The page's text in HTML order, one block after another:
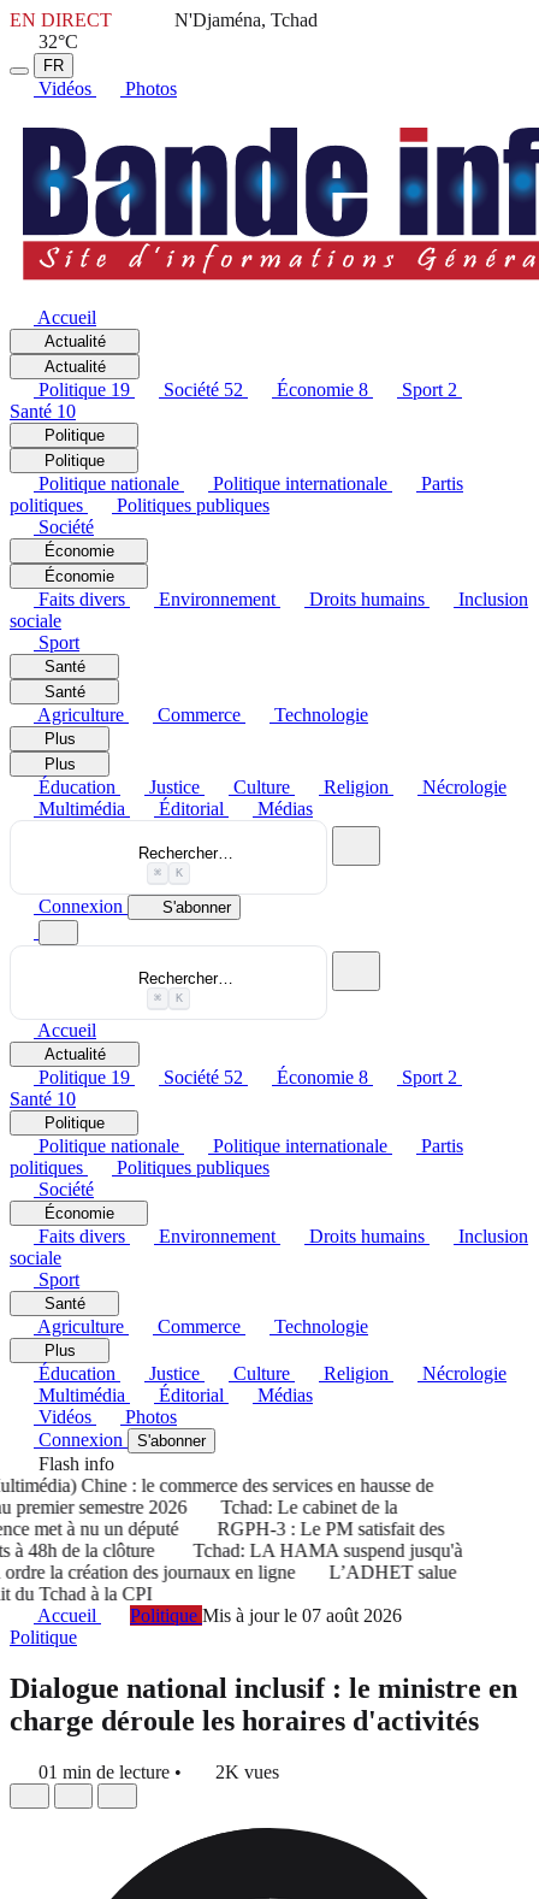
EN DIRECT
N'Djaména, Tchad
32°C
FR
Vidéos Photos
Accueil
Actualité
Actualité
Politique 19 Société 52 Économie 8 Sport 2
Santé 10
Politique
Politique
Politique nationale Politique internationale
Partis
politiques
Politiques publiques
Société
Économie
Économie
Faits divers Environnement Droits humains
Inclusion
sociale
Sport
Santé
Santé
Agriculture Commerce Technologie
Plus
Plus
Éducation Justice Culture Religion
Nécrologie
Multimédia
Éditorial Médias
Rechercher…
⌘ K
Connexion S'abonner
Rechercher…
⌘ K
Accueil
Actualité
Politique 19 Société 52 Économie 8 Sport 2
Santé 10
Politique
Politique nationale Politique internationale
Partis
politiques
Politiques publiques
Société
Économie
Faits divers Environnement Droits humains
Inclusion
sociale
Sport
Santé
Agriculture Commerce Technologie
Plus
Éducation Justice Culture Religion
Nécrologie
Multimédia
Éditorial
Médias
Vidéos
Photos
Connexion
S'abonner
Flash info
Chine : le commerce des services en hausse de
semestre 2026
Tchad: Le cabinet de la
met à nu un député
RGPH-3 : Le PM satisfait des
48h de la clôture
Tchad: LA HAMA suspend jusqu'à
la création des journaux en ligne
L’ADHET salue
Tchad à la CPI
Accueil
Politique Mis à jour le 07 août 2026
Politique
Dialogue national inclusif : le ministre en
charge déroule les horaires d'activités
01 min de lecture • 2K vues